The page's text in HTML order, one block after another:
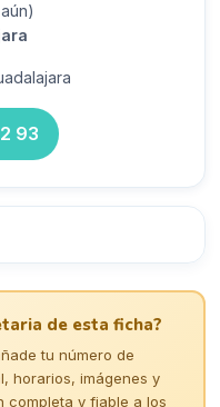
93
de esta ficha?
tu número de
horarios, imágenes y
completa y fiable a los